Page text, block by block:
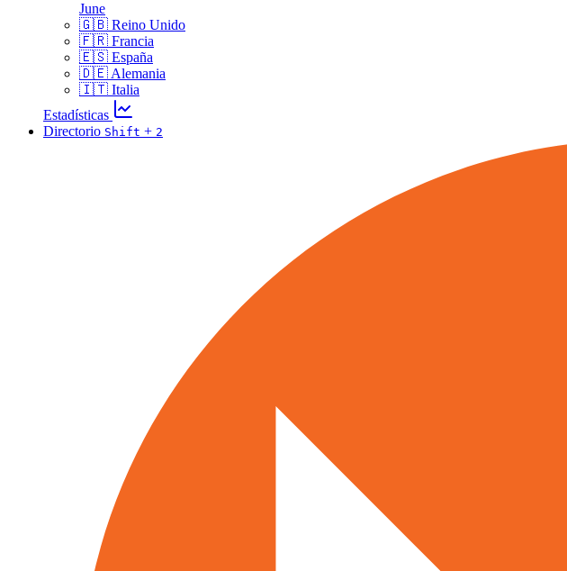
June
🇬🇧 Reino Unido
🇫🇷 Francia
🇪🇸 España
🇩🇪 Alemania
🇮🇹 Italia
Estadísticas
Directorio Shift + 2